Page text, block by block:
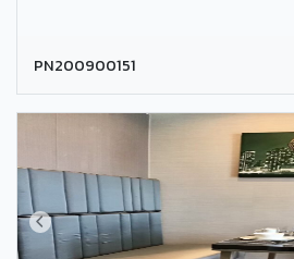
PN200900151